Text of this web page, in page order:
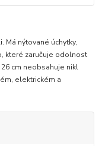
Má nýtované úchytky,
které zaručuje odolnost
26 cm neobsahuje nikl
elektrickém a